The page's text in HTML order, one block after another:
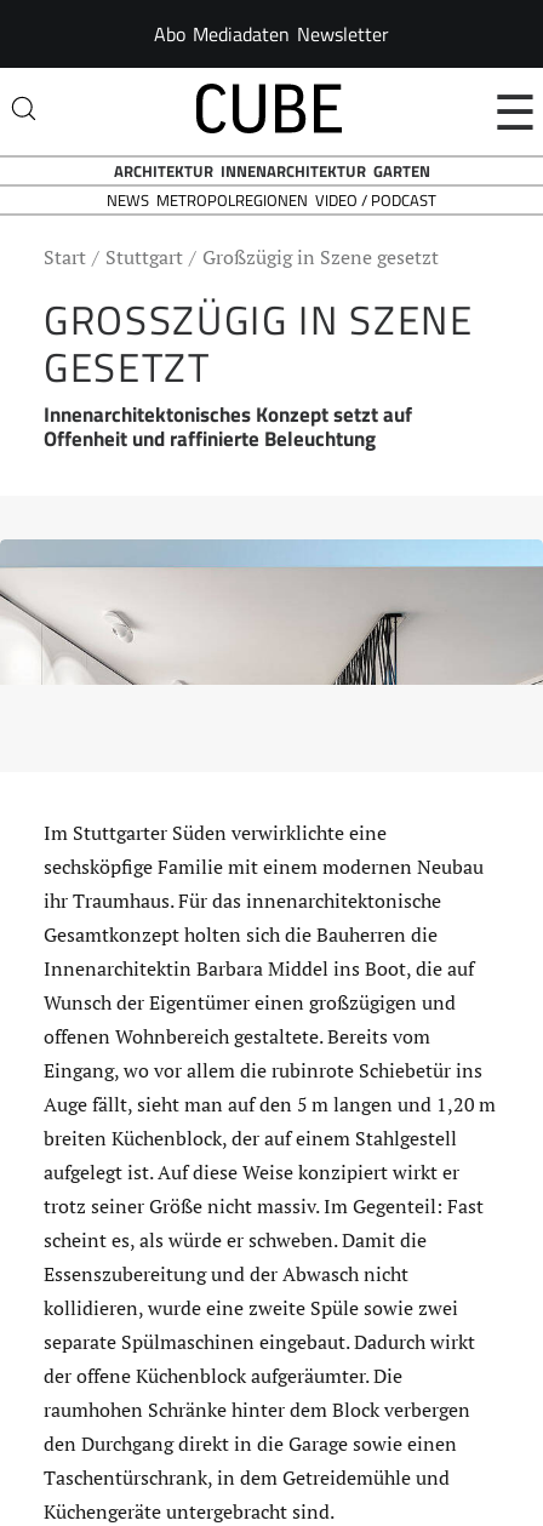
Abo Mediadaten Newsletter
☰
ARCHITEKTUR INNENARCHITEKTUR GARTEN
NEWS METROPOLREGIONEN VIDEO / PODCAST
Start Stuttgart Großzügig in Szene gesetzt
GROSSZÜGIG IN SZENE G
ESETZT
Innenarchitektonisches Konzept setzt auf
Offenheit und raffinierte Beleuchtung
Im Stuttgarter Süden verwirklichte eine
sechsköpfige Familie mit einem modernen Neubau
ihr Traumhaus. Für das innenarchitektonische
Gesamtkonzept holten sich die Bauherren die
Innenarchitektin Barbara Middel ins Boot, die auf
Wunsch der Eigentümer einen großzügigen und
offenen Wohnbereich gestaltete. Bereits vom
Eingang, wo vor allem die rubinrote Schiebetür ins
Auge fällt, sieht man auf den 5 m langen und 1,20 m
breiten Küchenblock, der auf einem Stahlgestell
aufgelegt ist. Auf diese Weise konzipiert wirkt er
trotz seiner Größe nicht massiv. Im Gegenteil: Fast
scheint es, als würde er schweben. Damit die
Essenszubereitung und der Abwasch nicht
kollidieren, wurde eine zweite Spüle sowie zwei
separate Spülmaschinen eingebaut. Dadurch wirkt
der offene Küchenblock aufgeräumter. Die
raumhohen Schränke hinter dem Block verbergen
den Durchgang direkt in die Garage sowie einen
Taschentürschrank, in dem Getreidemühle und
Küchengeräte untergebracht sind.